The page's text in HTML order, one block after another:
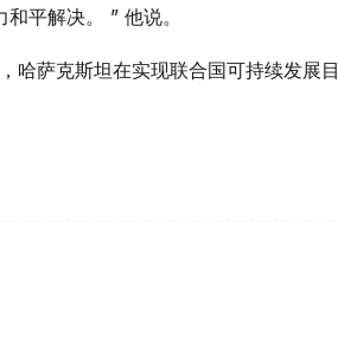
平解决。 ” 他说。
哈萨克斯坦在实现联合国可持续发展目